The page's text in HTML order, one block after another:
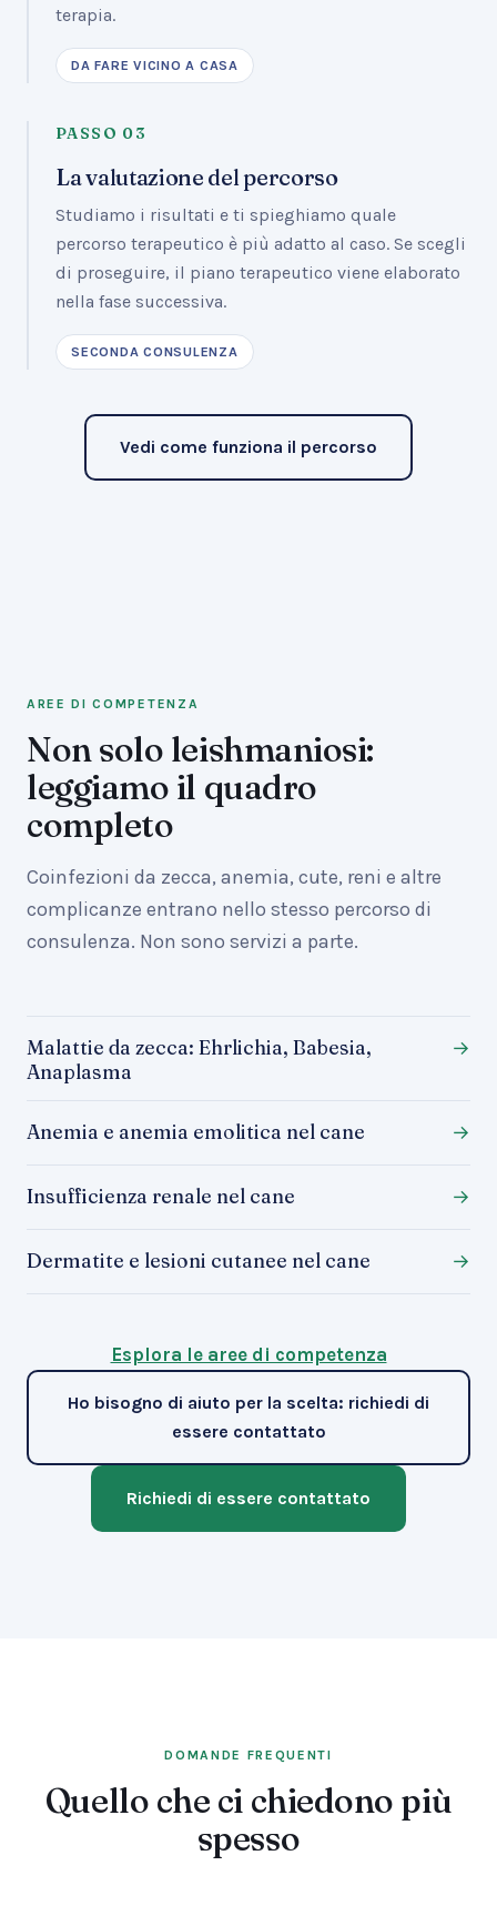
terapia.
DA FARE VICINO A CASA
PASSO 03
La valutazione del percorso
Studiamo i risultati e ti spieghiamo quale
percorso terapeutico è più adatto al caso. Se scegli
di proseguire, il piano terapeutico viene elaborato
nella fase successiva.
SECONDA CONSULENZA
Vedi come funziona il percorso
AREE DI COMPETENZA
Non solo leishmaniosi:
leggiamo il quadro
completo
Coinfezioni da zecca, anemia, cute, reni e altre
complicanze entrano nello stesso percorso di
consulenza. Non sono servizi a parte.
Malattie da zecca: Ehrlichia, Babesia,
Anaplasma
→
Anemia e anemia emolitica nel cane →
Insufficienza renale nel cane →
Dermatite e lesioni cutanee nel cane →
Esplora le aree di competenza
Ho bisogno di aiuto per la scelta: richiedi di
essere contattato
Richiedi di essere contattato
DOMANDE FREQUENTI
Quello che ci chiedono più
spesso